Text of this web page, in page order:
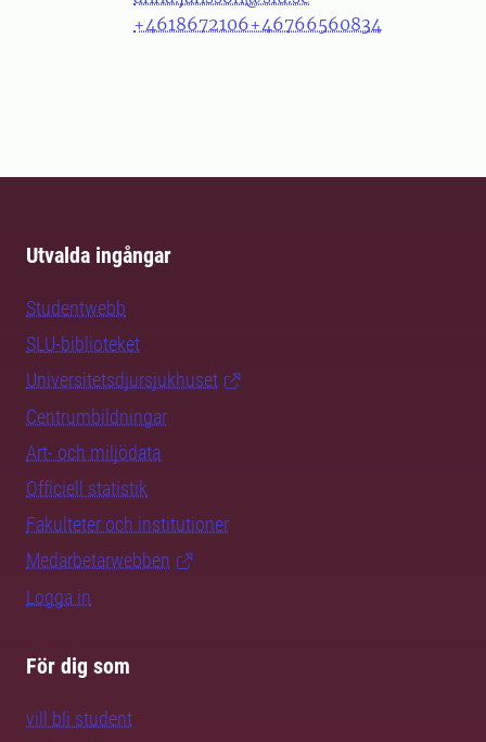
+4618672106+46766560834
Utvalda ingångar
Studentwebb
SLU-biblioteket
Universitetsdjursjukhuset
Centrumbildningar
Art- och miljödata
Officiell statistik
Fakulteter och institutioner
Medarbetarwebben
Logga in
För dig som
vill bli student